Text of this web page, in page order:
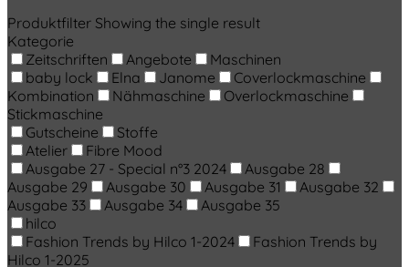
Produktfilter Showing the single result
Kategorie
Zeitschriften
Angebote
Maschinen
baby lock
Elna Janome
Coverlockmaschine
Kombination
Nähmaschine
Overlockmaschine
Stickmaschine
Gutscheine
Stoffe
Atelier
Fibre Mood
Ausgabe 27 - Special n°3 2024
Ausgabe 28
Ausgabe 29
Ausgabe 30 Ausgabe 31
Ausgabe 32
Ausgabe 33
Ausgabe 34
Ausgabe 35
hilco
Fashion Trends by Hilco 1-2024
Fashion Trends by
Hilco 1-2025